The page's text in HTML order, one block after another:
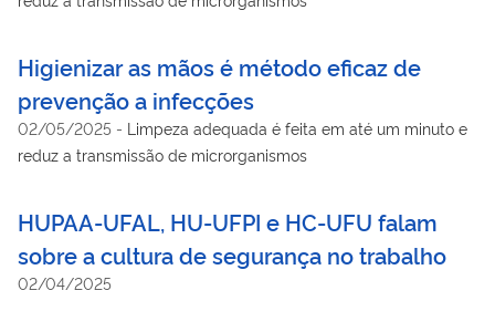
Higienizar as mãos é método eficaz de
prevenção a infecções
02/05/2025 - Limpeza adequada é feita em até um minuto e
reduz a transmissão de microrganismos
HUPAA-UFAL, HU-UFPI e HC-UFU falam
sobre a cultura de segurança no trabalho
02/04/2025